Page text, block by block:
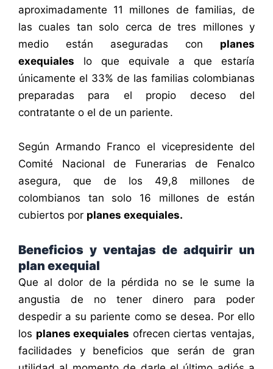
aproximadamente 11 millones de familias, de
las cuales tan solo cerca de tres millones y
medio están aseguradas con planes
exequiales lo que equivale a que estaría
únicamente el 33% de las familias colombianas
preparadas para el propio deceso del
contratante o el de un pariente.
Según Armando Franco el vicepresidente del
Comité Nacional de Funerarias de Fenalco
asegura, que de los 49,8 millones de
colombianos tan solo 16 millones de están
cubiertos por planes exequiales.
Beneficios y ventajas de adquirir un
plan exequial
Que al dolor de la pérdida no se le sume la
angustia de no tener dinero para poder
despedir a su pariente como se desea. Por ello
los planes exequiales ofrecen ciertas ventajas,
facilidades y beneficios que serán de gran